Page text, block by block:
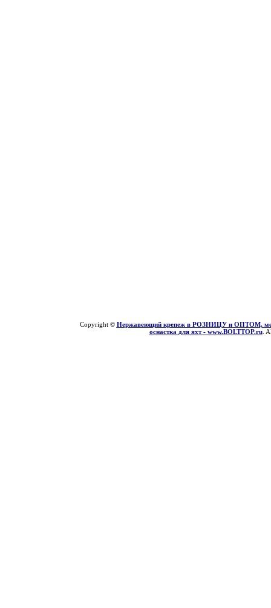
Copyright © Нержавеющий крепеж в РОЗНИЦУ и ОПТОМ,
оснастка для яхт - www.BOLTTOP.ru.